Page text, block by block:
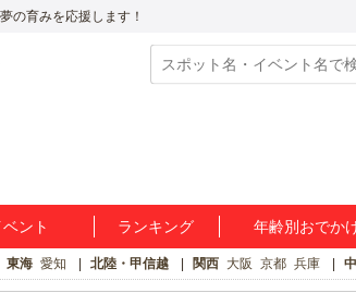
の育みを応援します！
ント ランキング 年齢別おでか
東海 愛知 北陸・甲信越 関西 大阪 京都 兵庫